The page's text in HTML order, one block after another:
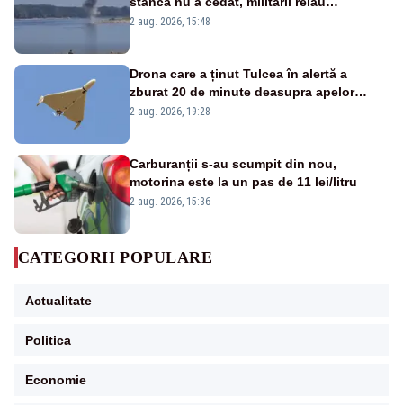
detonările luni – VIDEO
2 aug. 2026, 15:48
Drona care a ținut Tulcea în alertă a
zburat 20 de minute deasupra apelor
României. Au fost ridicate două F-16
2 aug. 2026, 19:28
Carburanții s-au scumpit din nou,
motorina este la un pas de 11 lei/litru
2 aug. 2026, 15:36
CATEGORII POPULARE
Actualitate
Politica
Economie